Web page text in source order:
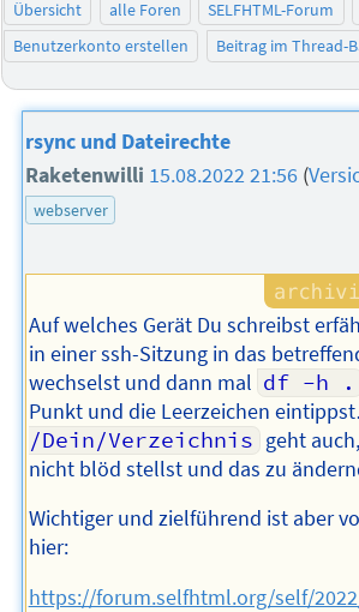
Übersicht alle Foren
SELFHTML-Forum
Benutzerkonto erstellen
Beitrag im Thread-
rsync und Dateirechte
Raketenwilli 15.08.2022 21:56 (
webserver
Auf welches Gerät Du schreibst
in einer ssh-Sitzung in das
wechselst und dann mal df -h .
Punkt und die Leerzeichen
/Dein/Verzeichnis geht
nicht blöd stellst und das zu
Wichtiger und zielführend ist aber
hier:
https://forum.selfhtml.org/self/